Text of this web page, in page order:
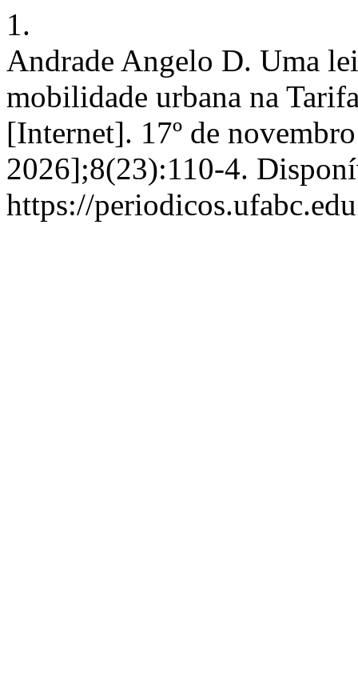
1.
Andrade Angelo D. Uma
mobilidade urbana na
[Internet]. 17º de
2026];8(23):110-4.
https://